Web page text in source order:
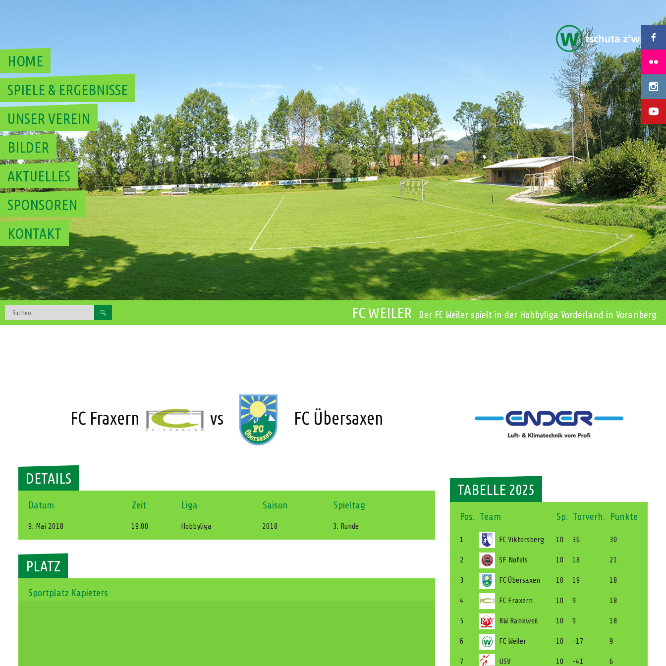
FC WEILER Der FC Weiler spielt in der Hobbyliga Vorderland in Vorarlberg.
HOME
SPIELE & ERGEBNISSE
UNSER VEREIN
BILDER
AKTUELLES
SPONSOREN
KONTAKT
Suchen
nach:
FC Fraxern vs FC Übersaxen
DETAILS
Datum Zeit Liga Saison Spieltag
9. Mai 2018 19:00 Hobbyliga 2018 3. Runde
PLATZ
Sportplatz Kapieters
TABELLE 2025
Pos. Team Sp. Torverh. Punkte
1 FC Viktorsberg 10 36 30
2 SF Nofels 10 18 21
3 FC Übersaxen 10 19 18
4 FC Fraxern 10 9 18
5 RW Rankweil 10 9 18
6 FC Weiler 10 -17 9
7
USV
10 -41 6